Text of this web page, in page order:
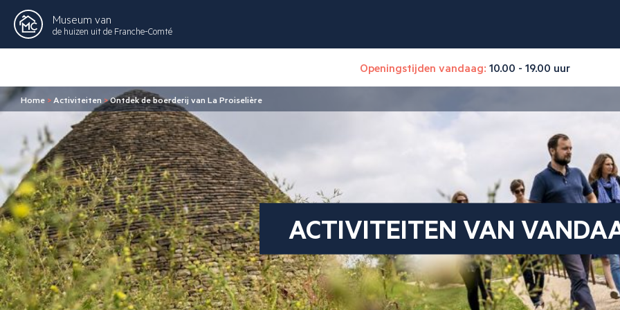
Museum van
de huizen uit de Franche-Comté
Openingstijden vandaag: 10.00 - 19.00 uur
Home > Activiteiten >Ontdek de boerderij van La Proiselière
ACTIVITEITEN VAN